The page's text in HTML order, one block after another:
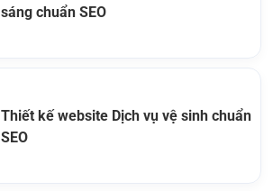
sáng chuẩn SEO
Thiết kế website Dịch vụ vệ sinh chuẩn
SEO